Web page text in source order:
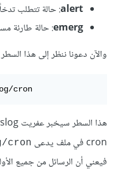
alert: حالة تتطلب
emerg: حالة طارئة
والآن دعونا ننظر إلى هذا
cron
cron في ملف يدعى
cron/
فيعني أن الرسائل من جميع